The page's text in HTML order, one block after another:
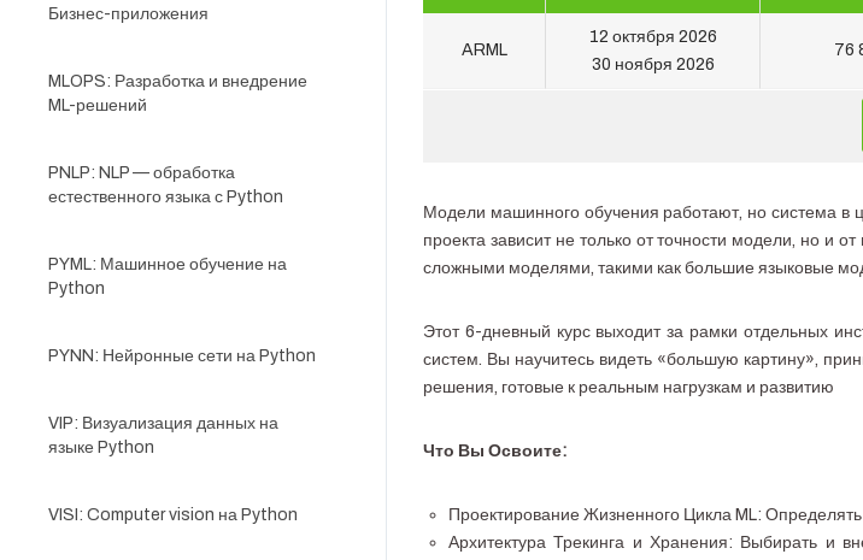
Бизнес-приложения
MLOPS: Разработка и внедрение
ML-решений
PNLP: NLP — обработка
естественного языка с Python
PYML: Машинное обучение на
Python
PYNN: Нейронные сети на Python
VIP: Визуализация данных на
языке Python
VISI: Computer vision на Python
ARML
12 октября 2026
30 ноября 2026
76
Модели машинного обучения работают, но система в
проекта зависит не только от точности модели, но и
сложными моделями, такими как большие языковые
Этот 6-дневный курс выходит за рамки отдельных
систем. Вы научитесь видеть «большую картину»,
решения, готовые к реальным нагрузкам и развитию
Что Вы Освоите:
Проектирование Жизненного Цикла ML:
Архитектура Трекинга и Хранения: Выбирать и